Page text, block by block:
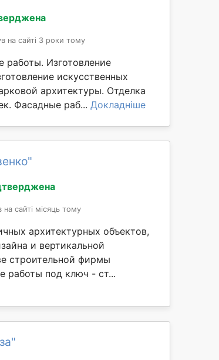
на сайті 3 роки тому
работы. Изготовление
искусственных
архитектуры. Отделка
Фасадные раб... Докладніше
на сайті місяць тому
архитектурных объектов,
и вертикальной
строительной фирмы
работы под ключ - ст...